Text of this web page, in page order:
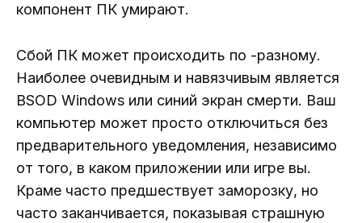
компонент ПК умирают.
Сбой ПК может происходить по -разному.
Наиболее очевидным и навязчивым является
BSOD Windows или синий экран смерти. Ваш
компьютер может просто отключиться без
предварительного уведомления, независимо
от того, в каком приложении или игре вы.
Краме часто предшествует заморозку, но
часто заканчивается, показывая страшную